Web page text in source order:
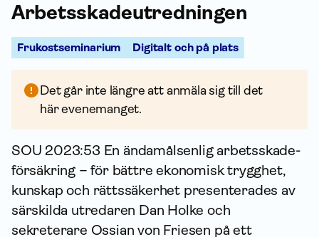
Arbetsskadeutredningen
Frukostseminarium Digitalt och på plats
Det går inte längre att anmäla sig till det
här evenemanget.
SOU 2023:53 En ändamåls­enlig arbetsskade­
försäkring – för bättre ekonomisk trygghet,
kunskap och rättssäkerhet presenterades av
särskilda utredaren Dan Holke och
sekreterare Ossian von Friesen på ett